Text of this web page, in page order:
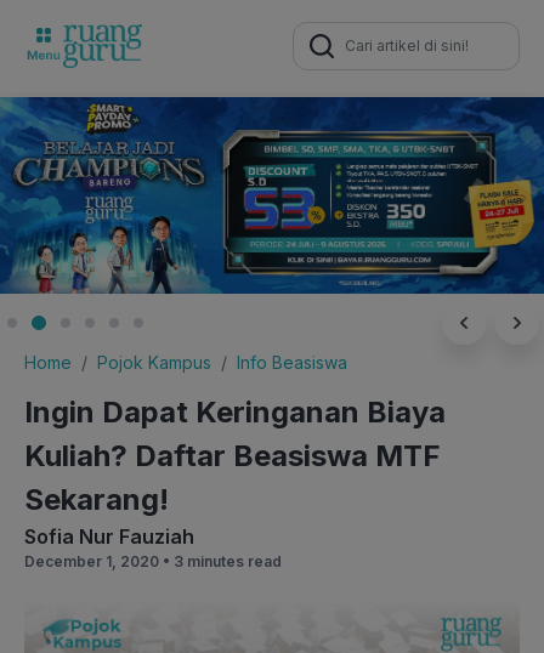
Search
for:
Home Pojok Kampus Info Beasiswa
Ingin Dapat Keringanan Biaya
Kuliah? Daftar Beasiswa MTF
Sekarang!
Sofia Nur Fauziah
December 1, 2020 • 3 minutes read